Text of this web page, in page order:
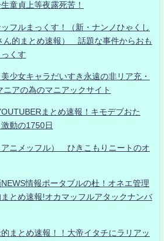
童貞上等夜露死苦！
フルまっくす！（新・ナンノひゃくし
ん的まとめ速報） 話題な事件からおも
くす
少女キャラだいすき永遠の非リア充・
アの為のマニアックサイト
まとめ速報！キモデブおた
動の1750日
アニメッフル） ひきこもりニートのオ
情報ポータブルの杜！オネエ管理
とめ速報!オカマッフルアタックナンバ
まとめ速報！！大帝イタチにラリアッ